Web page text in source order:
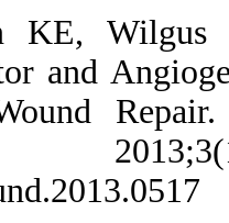
15.
Growth
Cutaneous
10.1089/